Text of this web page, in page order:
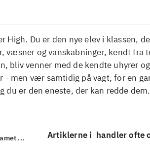
High. Du er den nye elev i klassen,
væsner og vanskabninger, kendt fra
bliv venner med de kendte uhyrer
- men vær samtidig på vagt, for en
du er den eneste, der kan redde dem.
...
Artiklerne i handler ofte